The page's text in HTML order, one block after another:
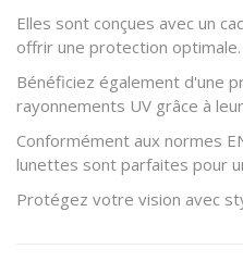
Elles sont conçues avec un
offrir une protection optimale.
Bénéficiez également d'une
rayonnements UV grâce à
Conformément aux normes
lunettes sont parfaites pour
Protégez votre vision avec